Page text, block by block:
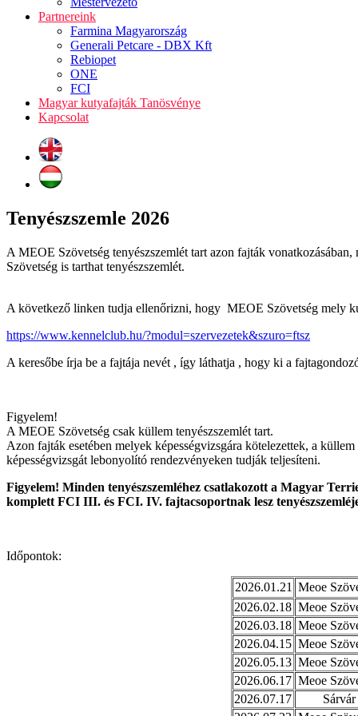
Partnereink
Farmina Magyarország
Generali Petcare - DBX Kft
Rebiopet
ONE
FCI
Magyar kutyafajták Tanösvénye
Kapcsolat
Tenyészszemle 2026
A MEOE Szövetség tenyészszemlét tart azon fajták
Szövetség is tarthat tenyészszemlét.
A következő linken tudja ellenőrizni, hogy MEOE Szövetség mely
https://www.kennelclub.hu/?modul=szervezetek&szuro=ftsz
A keresőbe írja be a fajtája nevét , így láthatja , hogy ki a
Figyelem!
A MEOE Szövetség csak küllem tenyészszemlét tart.
Azon fajták esetében melyek képességvizsgára kötelezettek, a
képességvizsgát lebonyolító rendezvényeken tudják teljesíteni.
Figyelem! Minden tenyészszemléhez csatlakozott a Magyar
komplett FCI III. és FCI. IV. fajtacsoportnak lesz
Időpontok:
2026.01.21 Meoe
2026.02.18 Meoe
2026.03.18 Meoe
2026.04.15 Meoe
2026.05.13 Meoe
2026.06.17 Meoe
2026.07.17